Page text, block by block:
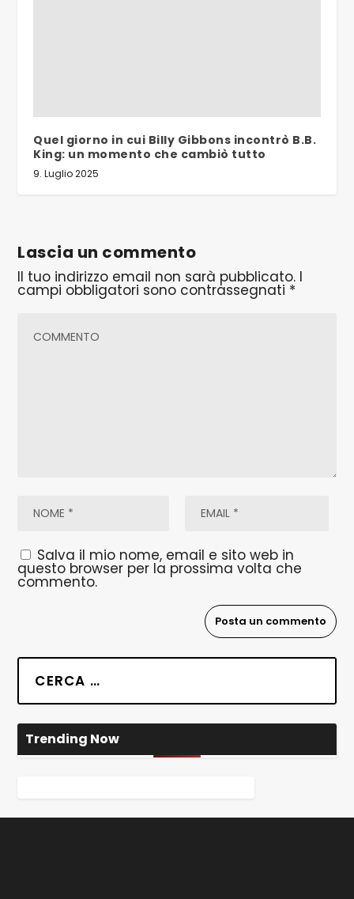
Quel giorno in cui Billy Gibbons incontrò B.B.
King: un momento che cambiò tutto
9. Luglio 2025
Lascia un commento
Il tuo indirizzo email non sarà pubblicato. I
campi obbligatori sono contrassegnati *
Salva il mio nome, email e sito web in
questo browser per la prossima volta che
commento.
Trending Now